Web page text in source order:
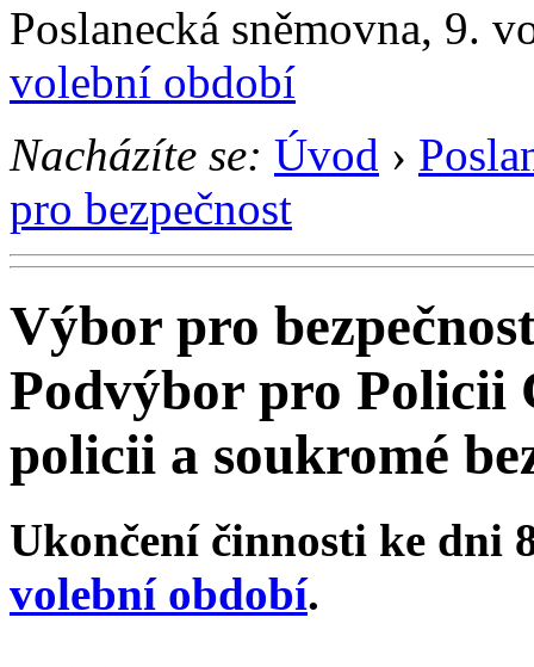
Poslanecká sněmovna, 9.
volební období
Nacházíte se: Úvod ›
pro bezpečnost
Výbor pro
Podvýbor pro Policii
policii a soukromé
Ukončení činnosti ke dni
volební období.